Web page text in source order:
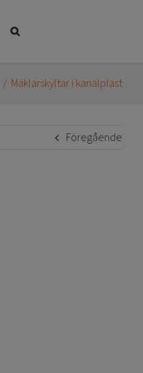
Mäklarskyltar i kanalplast
Föregående